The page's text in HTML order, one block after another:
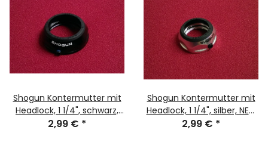
Shogun Kontermutter mit
Headlock, 1 1/4", schwarz,
NEU, OVP/
2,99 € *
Shogun Kontermutter mit
Headlock, 1 1/4", silber, NEU,
OVP/
2,99 € *